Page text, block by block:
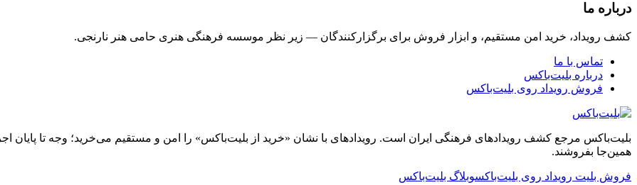
درباره ما
کشف رویداد، خرید امن مستقیم، و ابزار فروش برای برگزارکنندگان — زیر نظر موسسه فرهنگی هنری حامی هنر نارنجی.
تماس با ما
درباره بلیت‌باکس
فروش رویداد روی بلیت‌باکس
بلیت‌باکس مرجع کشف رویدادهای فرهنگی ایران است. رویدادهای با نشان «خرید از بلیت‌باکس» را امن و مستقیم می‌خرید؛ وجه تا پایان اجرا
همین‌جا بفروشند.
فروش بلیت رویداد روی بلیت‌باکسوبلاگ بلیت‌باکس